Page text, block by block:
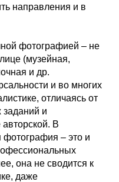
направления и в
фотографией – не
(музейная,
и др.
и во многих
отличаясь от
заданий и
В
фотография – это и
она не сводится к
даже